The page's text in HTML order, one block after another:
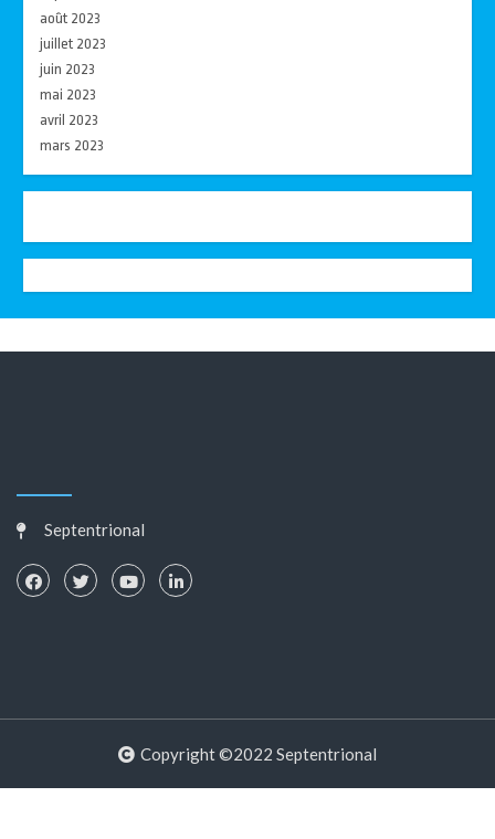
août 2023
juillet 2023
juin 2023
mai 2023
avril 2023
mars 2023
Septentrional
Copyright ©2022 Septentrional